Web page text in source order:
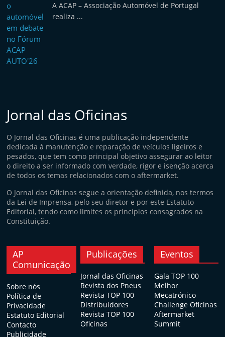
A ACAP – Associação Automóvel de Portugal
realiza ...
Jornal das Oficinas
O Jornal das Oficinas é uma publicação independente
dedicada à manutenção e reparação de veículos ligeiros e
pesados, que tem como principal objetivo assegurar ao leitor
o direito a ser informado com verdade, rigor e isenção acerca
de todos os temas relacionados com o aftermarket.
O Jornal das Oficinas segue a orientação definida, nos termos
da Lei de Imprensa, pelo seu diretor e por este Estatuto
Editorial, tendo como limites os princípios consagrados na
Constituição.
AP
Comunicação
Sobre nós
Política de
Privacidade
Estatuto Editorial
Contacto
Publicidade
Publicações
Jornal das Oficinas
Revista dos Pneus
Revista TOP 100
Distribuidores
Revista TOP 100
Oficinas
Eventos
Gala TOP 100
Melhor
Mecatrónico
Challenge Oficinas
Aftermarket
Summit